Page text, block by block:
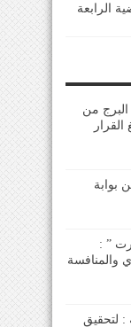
الرابعة
من
القرار
بوابة
” :
والمنافسة
: لتحقيق